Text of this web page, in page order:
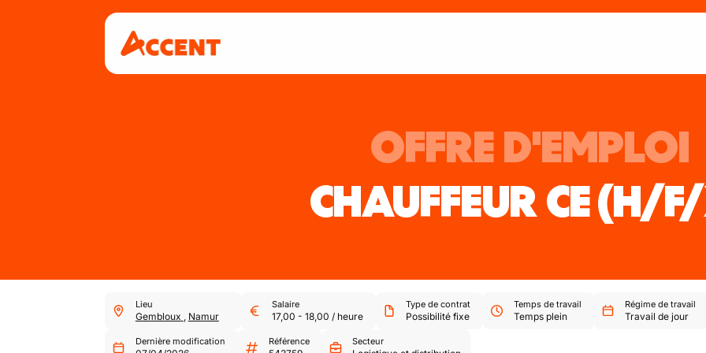
OFFRE D'EMPLOI
CHAUFFEUR CE(H/
Lieu
Gembloux , Namur
Salaire
17,00 - 18,00 / heure
Type de contrat
Possibilité fixe
Temps de travail
Temps plein
Régime de travail
Travail de jour
Dernière modification Référence Secteur